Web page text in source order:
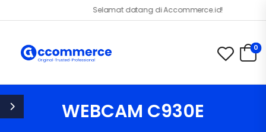
Selamat datang di Accommerce.id!
0
WEBCAM C930E